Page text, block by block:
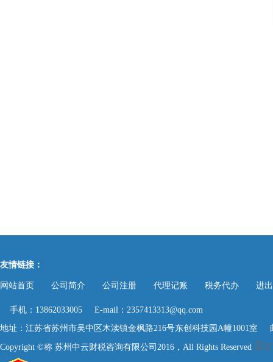
友情链接：
网站首页 公司简介 公司注册 代理记账 税务代办 进
手机：13862033005 E-mail：2357413313@qq.com
地址：江苏省苏州市吴中区木渎镇金枫路216号东创科技园A幢1001室
Copyright ©称 苏州中云财税咨询有限公司2016，All Rights Reserved 苏